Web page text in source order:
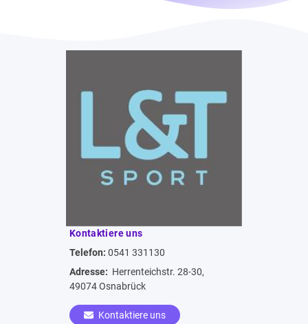
Kontaktiere uns
Telefon: 0541 331130
Adresse: Herrenteichstr. 28-30,
49074 Osnabrück
Kontaktiere uns